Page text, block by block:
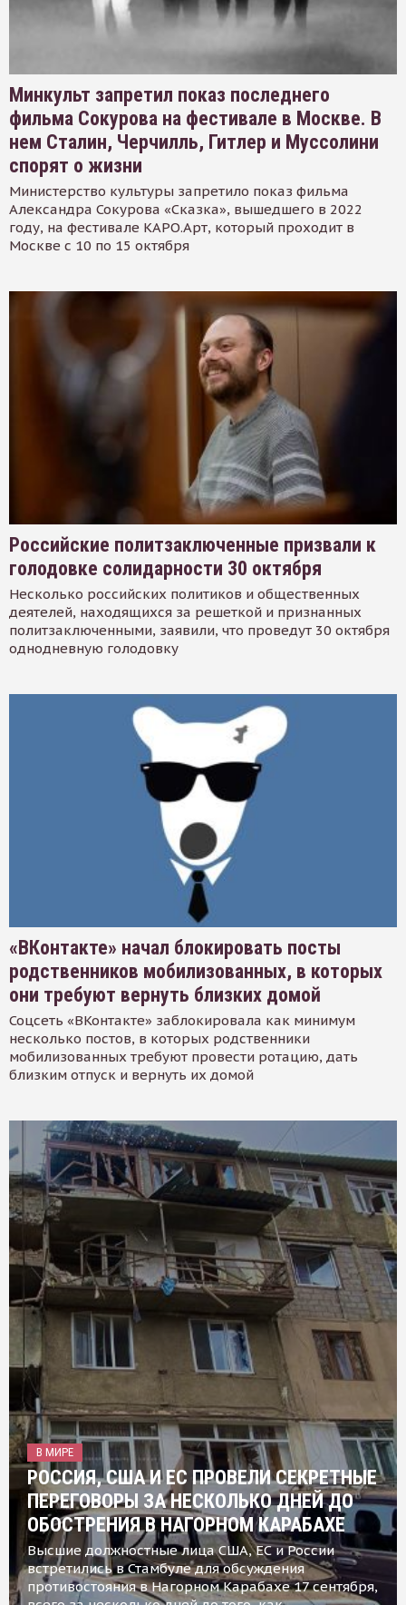
Минкульт запретил показ последнего
фильма Сокурова на фестивале в Москве. В
нем Сталин, Черчилль, Гитлер и Муссолини
спорят о жизни
Министерство культуры запретило показ фильма
Александра Сокурова «Сказка», вышедшего в 2022
году, на фестивале КАРО.Арт, который проходит в
Москве с 10 по 15 октября
Российские политзаключенные призвали к
голодовке солидарности 30 октября
Несколько российских политиков и общественных
деятелей, находящихся за решеткой и признанных
политзаключенными, заявили, что проведут 30 октября
однодневную голодовку
«ВКонтакте» начал блокировать посты
родственников мобилизованных, в которых
они требуют вернуть близких домой
Соцсеть «ВКонтакте» заблокировала как минимум
несколько постов, в которых родственники
мобилизованных требуют провести ротацию, дать
близким отпуск и вернуть их домой
В МИРЕ
РОССИЯ, США И ЕС ПРОВЕЛИ СЕКРЕТНЫЕ
ПЕРЕГОВОРЫ ЗА НЕСКОЛЬКО ДНЕЙ ДО
ОБОСТРЕНИЯ В НАГОРНОМ КАРАБАХЕ
Высшие должностные лица США, ЕС и России
встретились в Стамбуле для обсуждения
противостояния в Нагорном Карабахе 17 сентября,